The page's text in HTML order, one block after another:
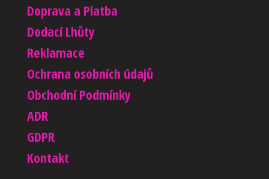
Doprava a Platba
Dodací Lhůty
Reklamace
Ochrana osobních údajů
Obchodní Podmínky
ADR
GDPR
Kontakt